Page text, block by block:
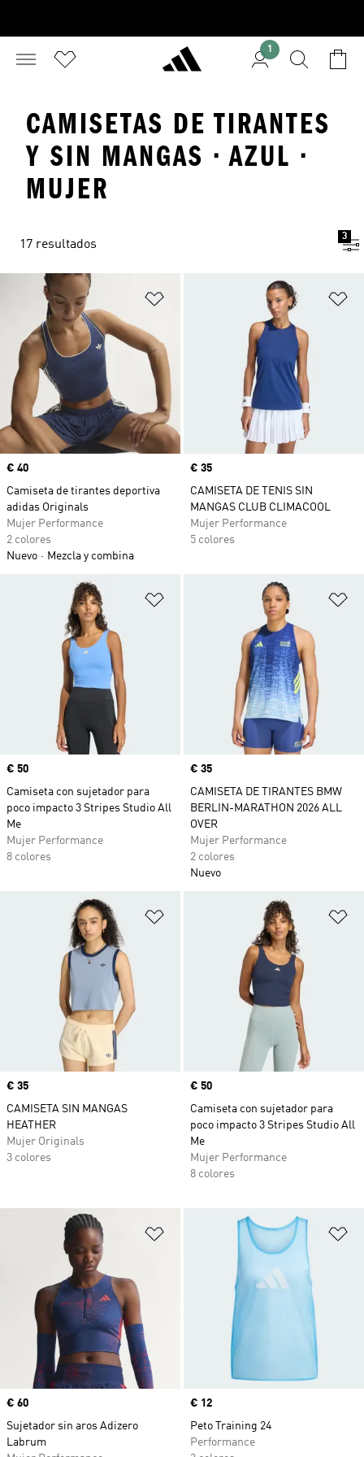
1
CAMISETAS DE TIRANTES
Y SIN MANGAS · AZUL ·
MUJER
17 resultados
3
Añadir a la lista de deseos
Precio
€ 40
Camiseta de tirantes deportiva
adidas Originals
Mujer Performance
2 colores
Nuevo
Mezcla y combina
Precio
€ 35
CAMISETA DE TENIS SIN
MANGAS CLUB CLIMACOOL
Mujer Performance
5 colores
Añadir a la lista de deseos
Precio
€ 50
Camiseta con sujetador para
poco impacto 3 Stripes Studio All
Me
Mujer Performance
8 colores
Precio
€ 35
CAMISETA DE TIRANTES BMW
BERLIN-MARATHON 2026 ALL
OVER
Mujer Performance
2 colores
Nuevo
Añadir a la lista de deseos
Precio
€ 35
CAMISETA SIN MANGAS
HEATHER
Mujer Originals
3 colores
Precio
€ 50
Camiseta con sujetador para
poco impacto 3 Stripes Studio All
Me
Mujer Performance
8 colores
Añadir a la lista de deseos
Precio
€ 60
Sujetador sin aros Adizero
Labrum
Precio
€ 12
Peto Training 24
Performance